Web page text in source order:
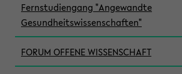
Fernstudiengang "Angewandte
Gesundheitswissenschaften"
FORUM OFFENE WISSENSCHAFT